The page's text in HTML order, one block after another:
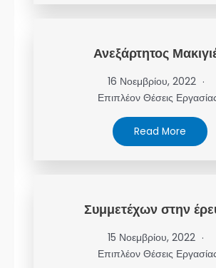
Ανεξάρτητος
16 Νοεμβρίου, 2022
Επιπλέον Θέσεις
Read More
Συμμετέχων στην
15 Νοεμβρίου, 2022
Επιπλέον Θέσεις